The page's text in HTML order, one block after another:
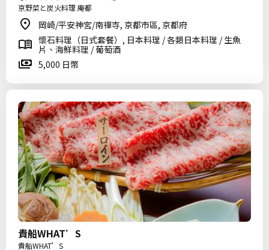
京野菜と炭火料理 庵都
岡崎/平安神宮/南禪寺, 京都市區, 京都府
懷石料理（日式套餐）, 日本料理 / 各類日本料理 / 生魚
片、海鮮料理 / 葡萄酒
5,000 日幣
貴船WHAT’S
貴船WHAT’S